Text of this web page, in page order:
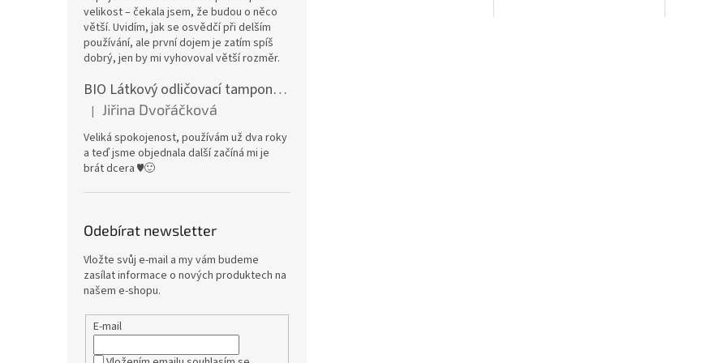
velikost – čekala jsem, že budou o něco
větší. Uvidím, jak se osvědčí při delším
používání, ale první dojem je zatím spíš
dobrý, jen by mi vyhovoval větší rozměr.
BIO Látkový odličovací tamponek: Barevné bambusovo-biobavlněné froté
Hodnocení produktu je 5 z 5 hvězdiček.
| Jiřina Dvořáčková
Veliká spokojenost, používám už dva roky
a teď jsme objednala další začíná mi je
brát dcera ♥️🙂
Odebírat newsletter
Vložte svůj e-mail a my vám budeme
zasílat informace o nových produktech na
našem e-shopu.
E-mail